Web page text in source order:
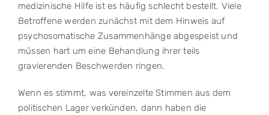
medizinische Hilfe ist es häufig schlecht bestellt. Viele
Betroffene werden zunächst mit dem Hinweis auf
psychosomatische Zusammenhänge abgespeist und
müssen hart um eine Behandlung ihrer teils
gravierenden Beschwerden ringen.
Wenn es stimmt, was vereinzelte Stimmen aus dem
politischen Lager verkünden, dann haben die